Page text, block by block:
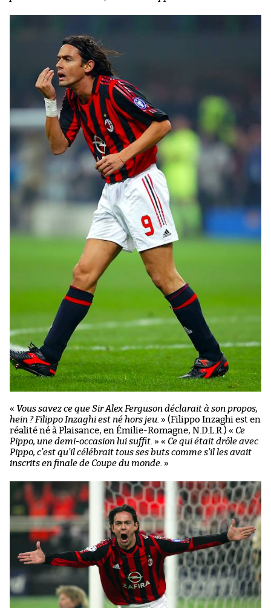
« Vous savez ce que Sir Alex Ferguson déclarait à son propos,
hein ? Filippo Inzaghi est né hors jeu. » (Filippo Inzaghi est en
réalité né à Plaisance, en Émilie-Romagne, N.D.L.R.) « Ce
Pippo, une demi-occasion lui suffit. » « Ce qui était drôle avec
Pippo, c’est qu’il célébrait tous ses buts comme s’il les avait
inscrits en finale de Coupe du monde. »